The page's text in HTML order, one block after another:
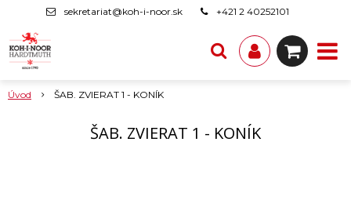
sekretariat@koh-i-noor.sk +421 2 40252101
Úvod ŠAB. ZVIERAT 1 - KONÍK
ŠAB. ZVIERAT 1 - KONÍK